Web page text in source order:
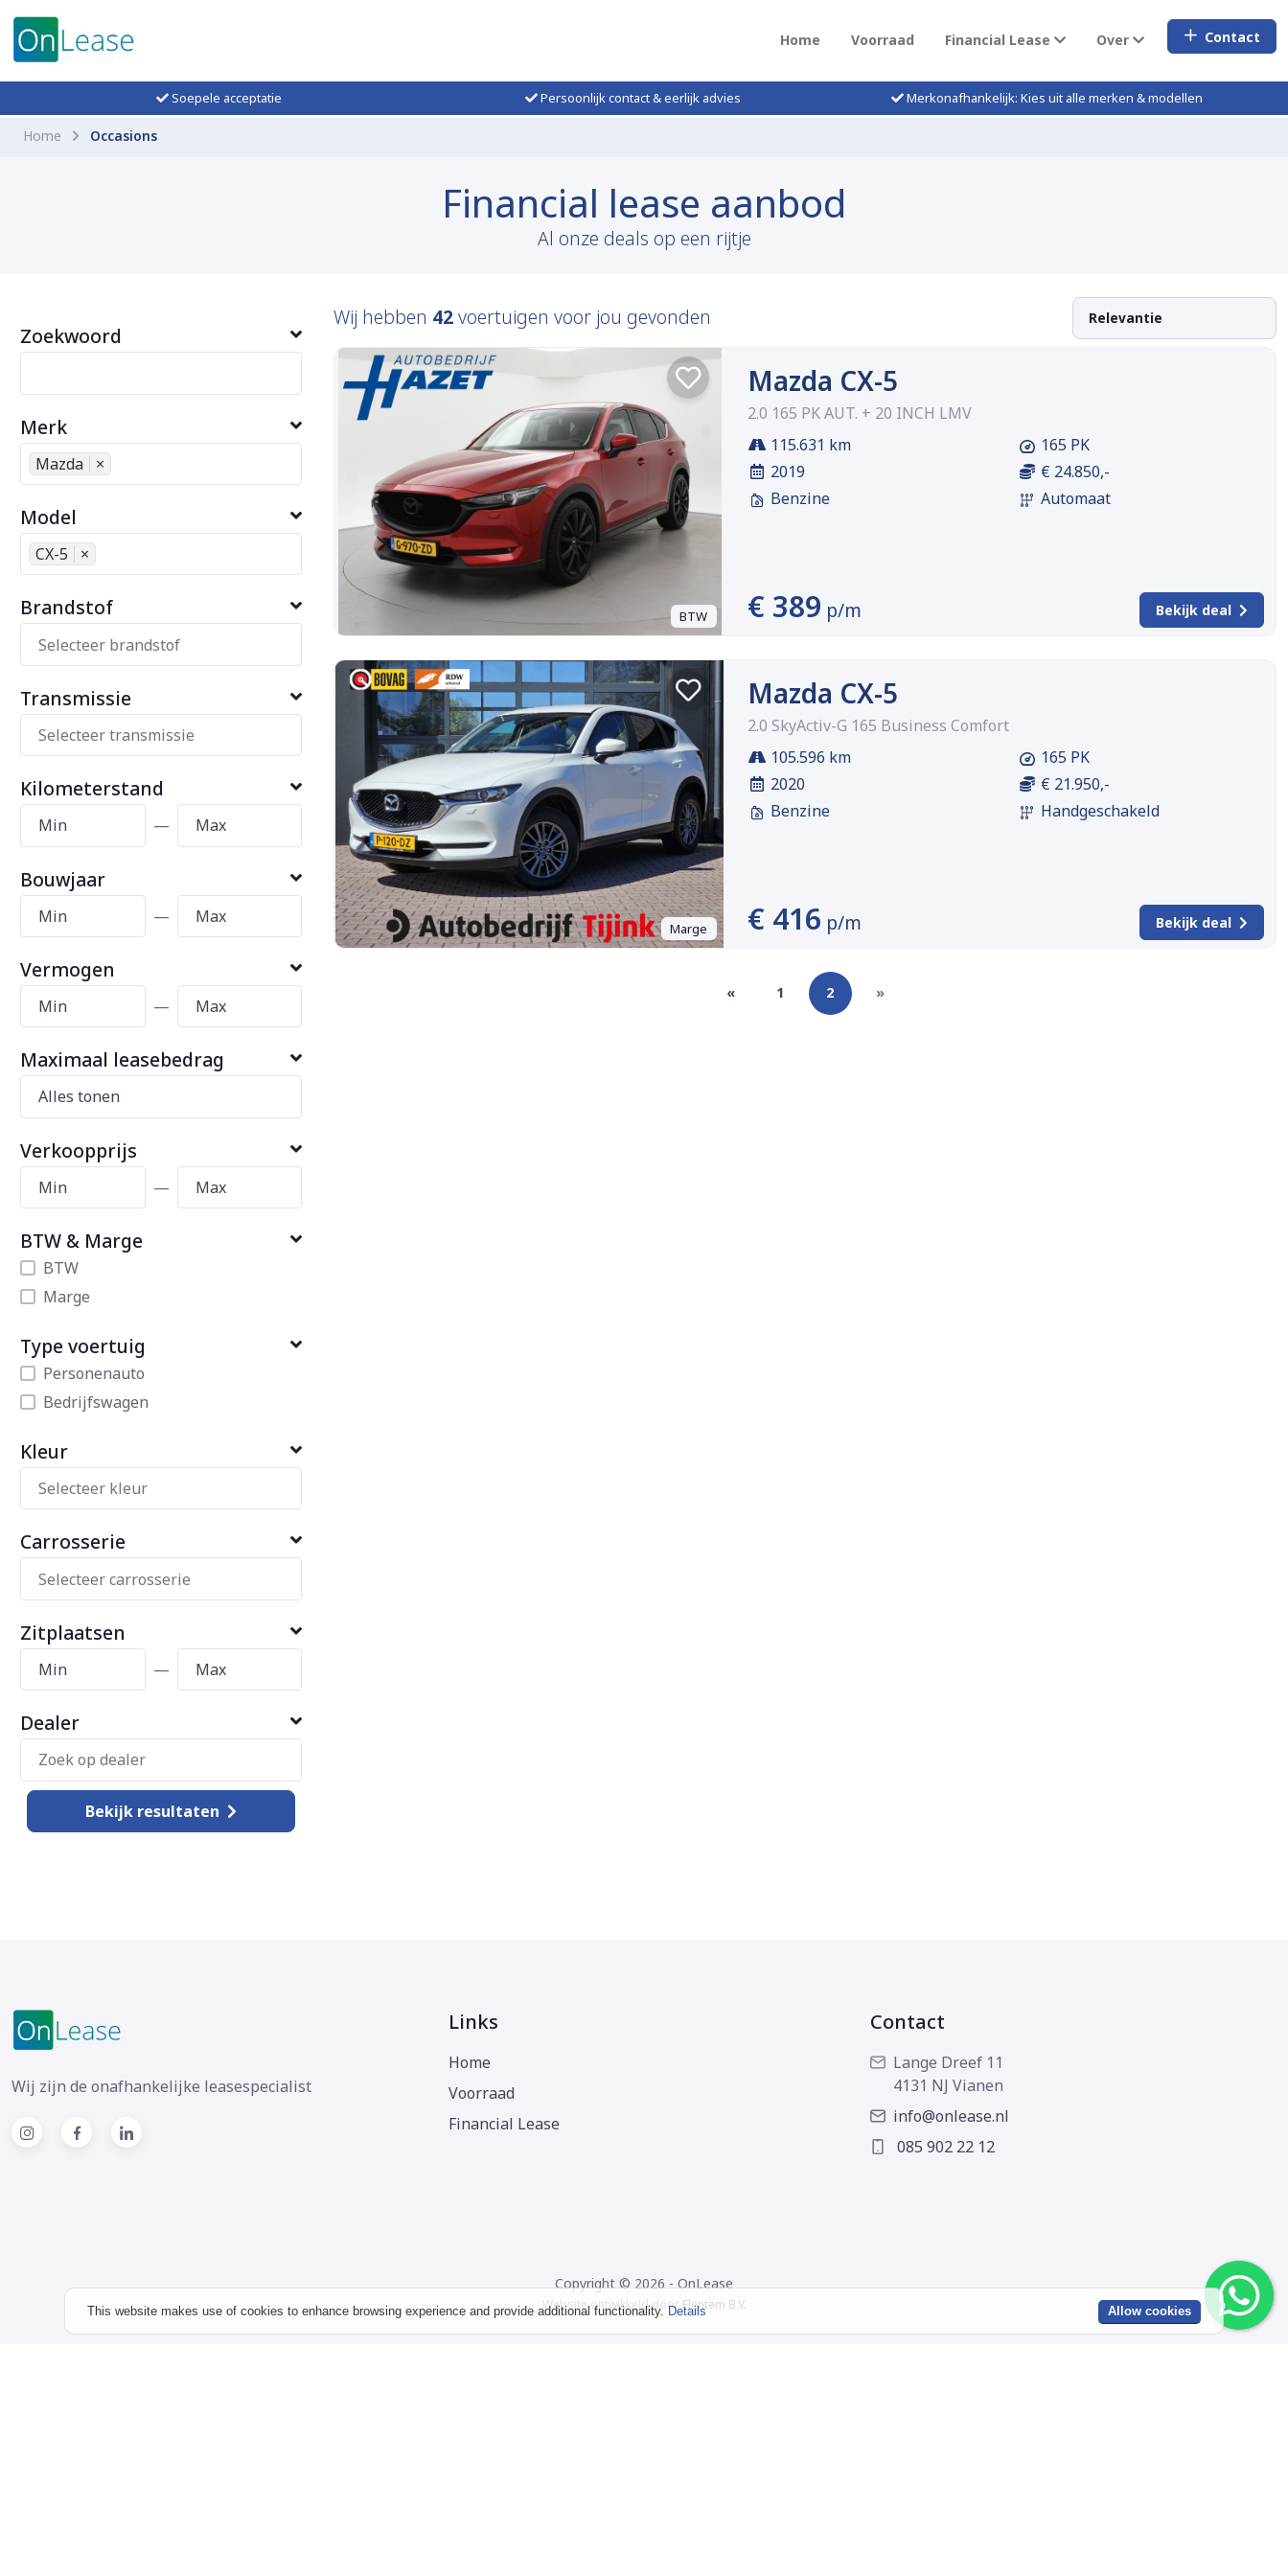
Home Voorraad Financial Lease Over Contact
Soepele acceptatie Persoonlijk contact & eerlijk advies Merkonafhankelijk: Kies uit alle merken & modellen
Home Occasions
Financial lease aanbod
Al onze deals op een rijtje
Zoekwoord
Merk
Mazda ×
Model
CX-5 ×
Brandstof
Transmissie
Kilometerstand
—
Bouwjaar
—
Vermogen
—
Maximaal leasebedrag
Verkoopprijs
—
BTW & Marge
BTW
Marge
Type voertuig
Personenauto
Bedrijfswagen
Kleur
Carrosserie
Zitplaatsen
—
Dealer
Bekijk resultaten
Wij hebben 42voertuigen voor jou gevonden
BTW
Mazda CX-5
2.0 165 PK AUT. + 20 INCH LMV
115.631 km
2019
Benzine
165 PK
€ 24.850,-
Automaat
€ 389 p/m Bekijk deal
Marge
Mazda CX-5
2.0 SkyActiv-G 165 Business Comfort
105.596 km
2020
Benzine
165 PK
€ 21.950,-
Handgeschakeld
€ 416 p/m Bekijk deal
« 1 2 »
Wij zijn de onafhankelijke leasespecialist
Links
Home
Voorraad
Financial Lease
Contact
Lange Dreef 11
4131 NJ Vianen
info@onlease.nl
085 902 22 12
Copyright © 2026 - OnLease
Website ontwikkeld door Flentem B.V.
This website makes use of cookies to enhance browsing experience and provide additional functionality.Details Allow cookies